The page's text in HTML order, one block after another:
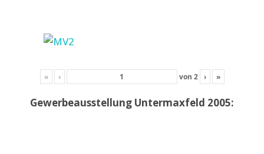
« ‹ von 2 › »
Gewerbeausstellung Untermaxfeld 2005: